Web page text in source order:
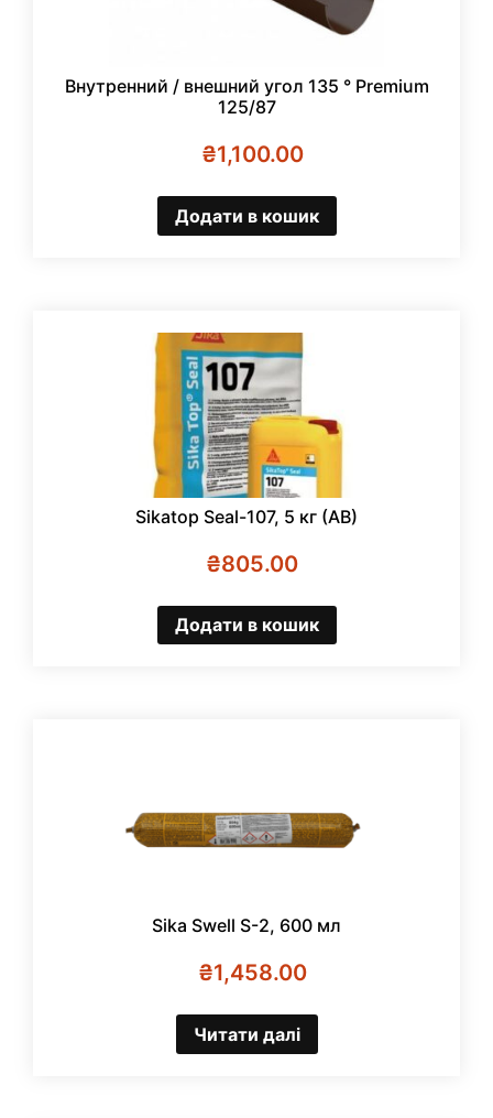
Внутренний / внешний угол 135 ° Premium
125/87
₴1,100.00
Додати в кошик
Sikatop Seal-107, 5 кг (АВ)
₴805.00
Додати в кошик
Sika Swell S-2, 600 мл
₴1,458.00
Читати далі